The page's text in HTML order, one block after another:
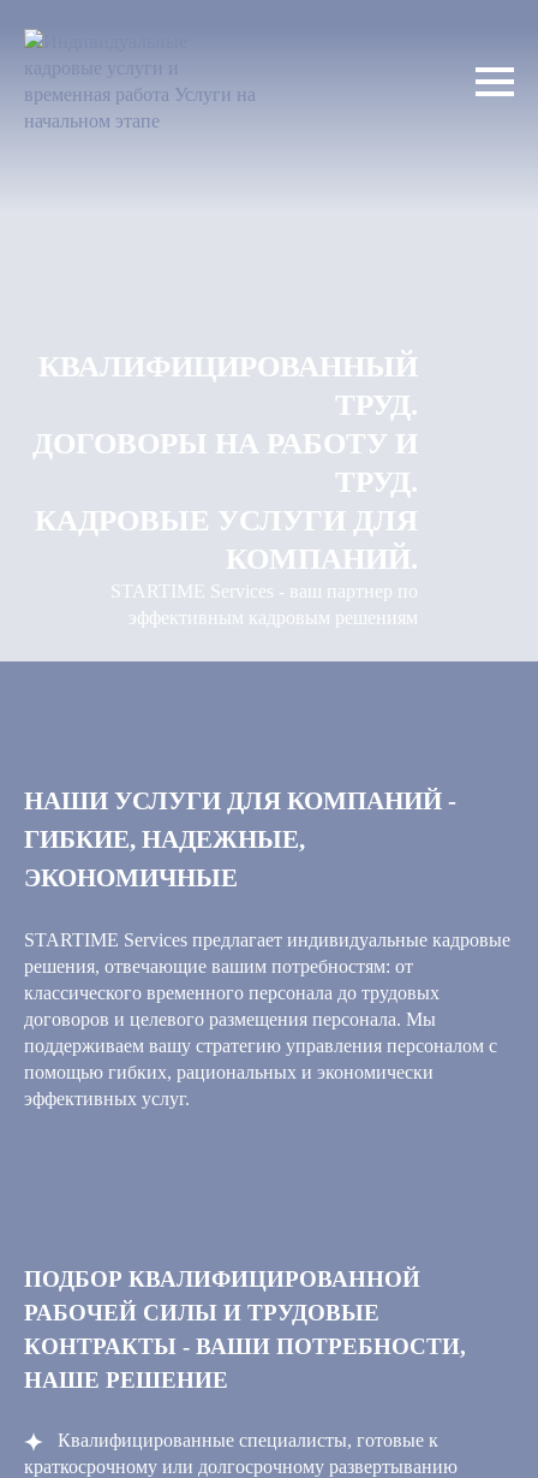
КВАЛИФИЦИРОВАННЫЙ
ТРУД.
ДОГОВОРЫ НА РАБОТУ И
ТРУД.
КАДРОВЫЕ УСЛУГИ ДЛЯ
КОМПАНИЙ.
STARTIME Services - ваш партнер по
эффективным кадровым решениям
НАШИ УСЛУГИ ДЛЯ КОМПАНИЙ -
ГИБКИЕ, НАДЕЖНЫЕ,
ЭКОНОМИЧНЫЕ
STARTIME Services предлагает индивидуальные кадровые
решения, отвечающие вашим потребностям: от
классического временного персонала до трудовых
договоров и целевого размещения персонала. Мы
поддерживаем вашу стратегию управления персоналом с
помощью гибких, рациональных и экономически
эффективных услуг.
ПОДБОР КВАЛИФИЦИРОВАННОЙ
РАБОЧЕЙ СИЛЫ И ТРУДОВЫЕ
КОНТРАКТЫ - ВАШИ ПОТРЕБНОСТИ,
НАШЕ РЕШЕНИЕ
Квалифицированные специалисты, готовые к
краткосрочному или долгосрочному развертыванию